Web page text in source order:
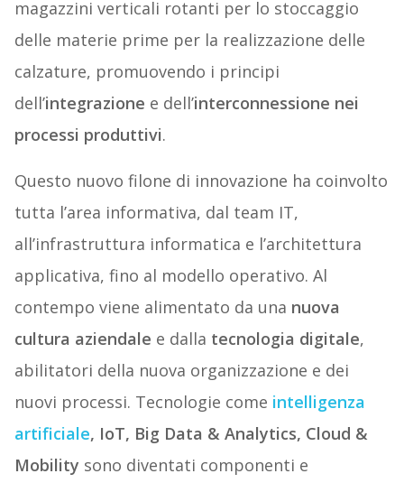
magazzini verticali rotanti per lo stoccaggio
delle materie prime per la realizzazione delle
calzature, promuovendo i principi
dell’integrazione e dell’interconnessione nei
processi produttivi.
Questo nuovo filone di innovazione ha coinvolto
tutta l’area informativa, dal team IT,
all’infrastruttura informatica e l’architettura
applicativa, fino al modello operativo. Al
contempo viene alimentato da una nuova
cultura aziendale e dalla tecnologia digitale,
abilitatori della nuova organizzazione e dei
nuovi processi. Tecnologie come intelligenza
artificiale, IoT, Big Data & Analytics, Cloud &
Mobility sono diventati componenti e